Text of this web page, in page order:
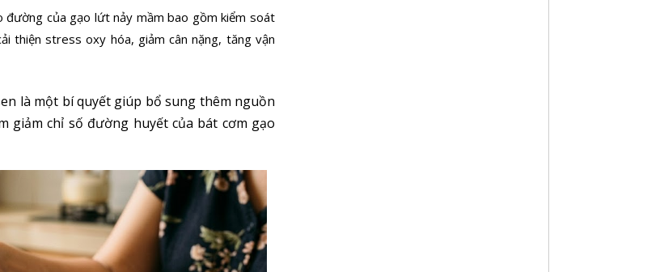
đường của gạo lứt nảy mầm bao gồm kiểm soát
thiện stress oxy hóa, giảm cân nặng, tăng vận
là một bí quyết giúp bổ sung thêm nguồn
giảm chỉ số đường huyết của bát cơm gạo